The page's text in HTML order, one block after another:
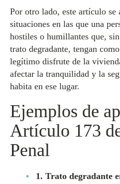
Por otro lado, este artículo se
situaciones en las que una
hostiles o humillantes que,
trato degradante, tengan
legítimo disfrute de la
afectar la tranquilidad y la
habita en ese lugar.
Ejemplos de
Artículo 173
Penal
1. Trato degradante